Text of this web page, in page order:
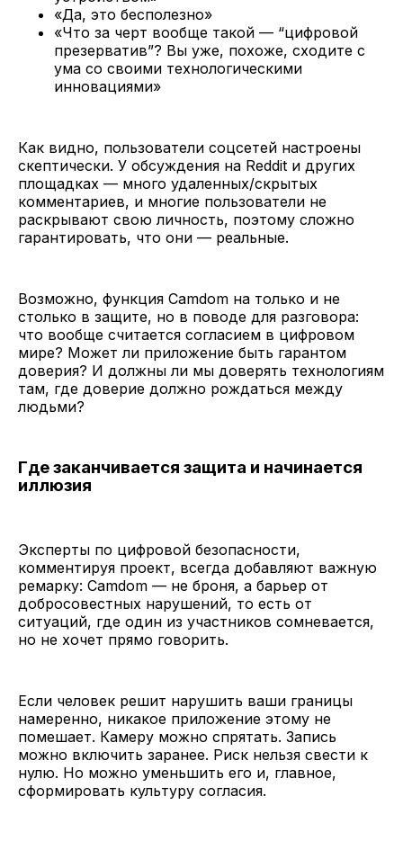
«Да, это бесполезно»
«Что за черт вообще такой — “цифровой
презерватив”? Вы уже, похоже, сходите с
ума со своими технологическими
инновациями»
Как видно, пользователи соцсетей настроены
скептически. У обсуждения на Reddit и других
площадках — много удаленных/скрытых
комментариев, и многие пользователи не
раскрывают свою личность, поэтому сложно
гарантировать, что они — реальные.
Возможно, функция Camdom на только и не
столько в защите, но в поводе для разговора:
что вообще считается согласием в цифровом
мире? Может ли приложение быть гарантом
доверия? И должны ли мы доверять технологиям
там, где доверие должно рождаться между
людьми?
Где заканчивается защита и начинается
иллюзия
Эксперты по цифровой безопасности,
комментируя проект, всегда добавляют важную
ремарку: Camdom — не броня, а барьер от
добросовестных нарушений, то есть от
ситуаций, где один из участников сомневается,
но не хочет прямо говорить.
Если человек решит нарушить ваши границы
намеренно, никакое приложение этому не
помешает. Камеру можно спрятать. Запись
можно включить заранее. Риск нельзя свести к
нулю. Но можно уменьшить его и, главное,
сформировать культуру согласия.